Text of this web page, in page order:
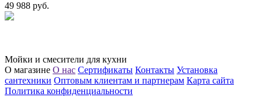
49 988 руб.
Мойки и смесители для кухни
О магазине О нас Сертификаты Контакты Установка
сантехники Оптовым клиентам и партнерам Карта сайта
Политика конфиденциальности